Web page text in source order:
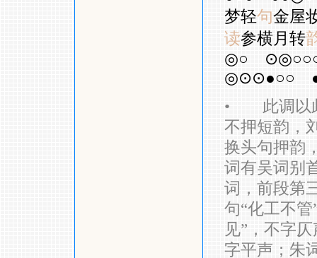
梦轻句金屋
读参横月转
◎○
◎⊙⊙●○○
• 此调以此
不押短韵，
换头句押韵
词有吴词别
词，前段第
句“化工不
见”，不字
字平声；朱